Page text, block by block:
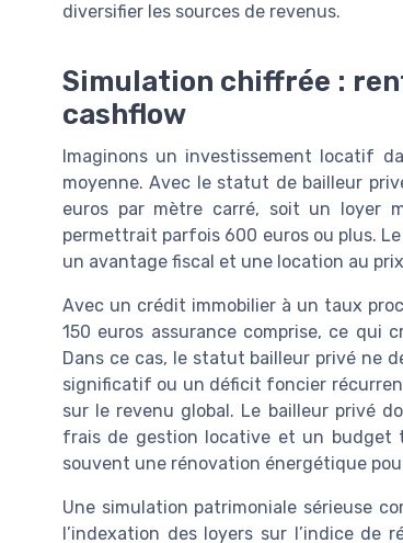
diversifier les sources de revenus.
Simulation chiffrée :
cashflow
Imaginons un investissement locatif
moyenne. Avec le statut de bailleur
euros par mètre carré, soit un loyer
permettrait parfois 600 euros ou plus.
un avantage fiscal et une location au
Avec un crédit immobilier à un taux
150 euros assurance comprise, ce qui
Dans ce cas, le statut bailleur privé ne
significatif ou un déficit foncier
sur le revenu global. Le bailleur privé
frais de gestion locative et un budget
souvent une rénovation énergétique
Une simulation patrimoniale sérieuse
l’indexation des loyers sur l’indice